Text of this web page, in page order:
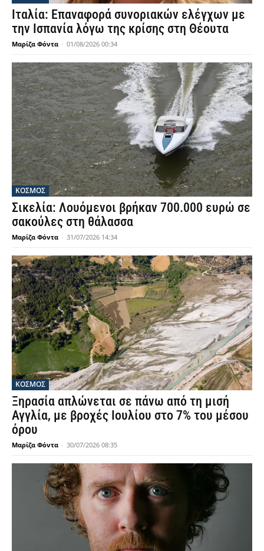
Ιταλία: Επαναφορά συνοριακών ελέγχων με
την Ισπανία λόγω της κρίσης στη Θέουτα
Μαρίζα Φόντα - 01/08/2026 00:34
ΚΟΣΜΟΣ
Σικελία: Λουόμενοι βρήκαν 700.000 ευρώ σε
σακούλες στη θάλασσα
Μαρίζα Φόντα - 31/07/2026 14:34
ΚΟΣΜΟΣ
Ξηρασία απλώνεται σε πάνω από τη μισή
Αγγλία, με βροχές Ιουλίου στο 7% του μέσου
όρου
Μαρίζα Φόντα - 30/07/2026 08:35